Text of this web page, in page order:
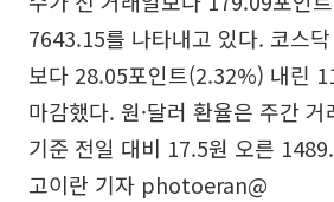
7643.15를 나타내고 있다. 코스
보다 28.05포인트(2.32%) 내린
마감했다. 원·달러 환율은 주간
기준 전일 대비 17.5원 오른
고이란 기자 photoeran@